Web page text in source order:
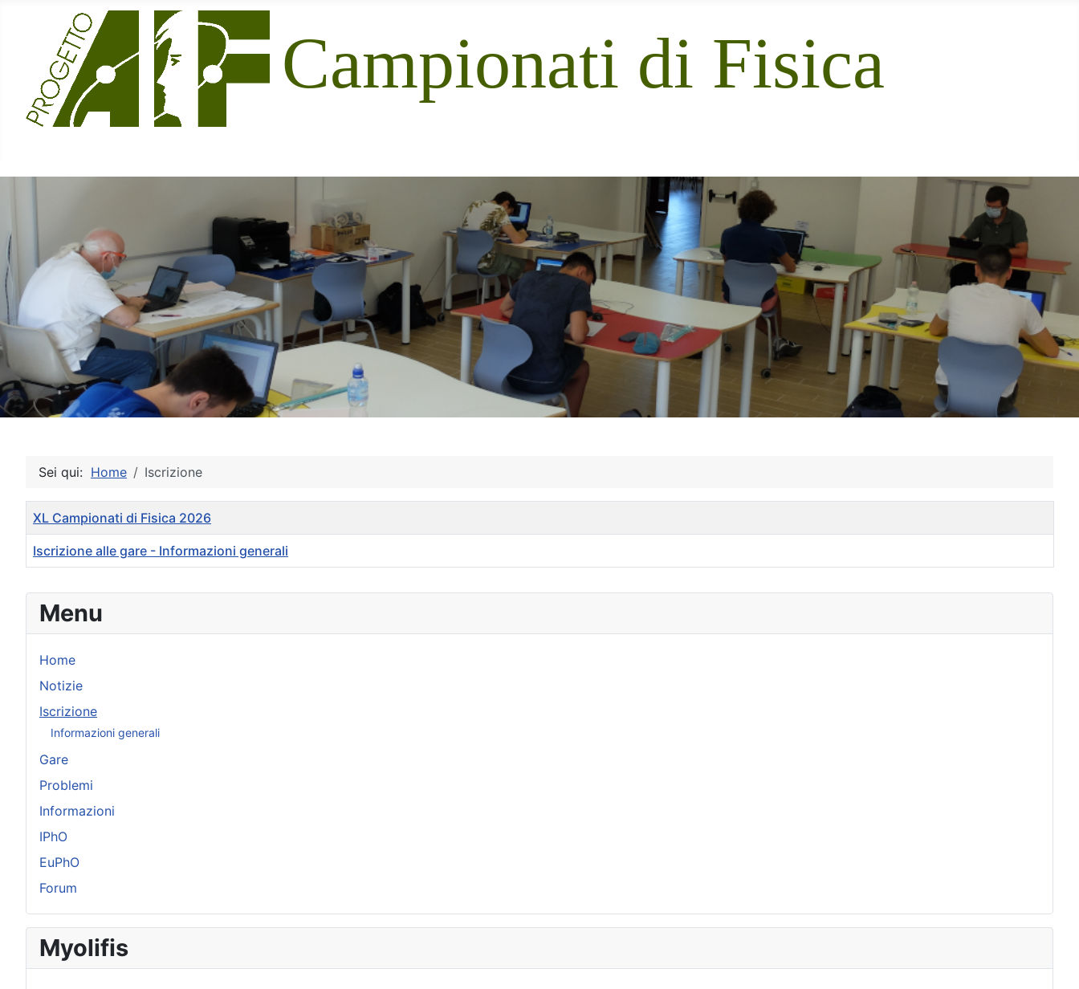
Menu
Home
Notizie
Iscrizione
Informazioni generali
Gare
Problemi
Informazioni
IPhO
EuPhO
Forum
Myolifis
Sei qui: Home Iscrizione
Titolo
XL Campionati di Fisica 2026
Iscrizione alle gare - Informazioni generali